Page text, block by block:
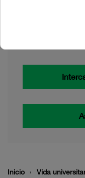
Inicio Vida